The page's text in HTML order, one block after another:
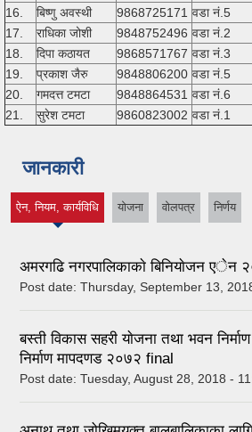
16.
बिष्णु अवस्थी 9868725171 वडा नं.5
17.
राधिका जोशी 9848752496 वडा नं.2
18.
दिपा कठायत 9868571767 वडा नं.3
19.
प्रकाश जैरु 9848806200 वडा नं.5
20.
गमदत्त टमटा 9848864531 वडा नं.6
21.
सुरेश टमटा 9860823002 वडा नं.1
जानकारी
ऐन, नियम, कार्यविधि
(active tab)
योजना वोलपत्र निर्णय
अमरगढि नगरपालिकाकाे बिनियाेजन एेन
Post date: Thursday, September 13,
बस्ती विकास सहरी याेजना तथा भवन
निर्माण मापदणड २०७२ final
Post date: Tuesday, August 28, 2018 -